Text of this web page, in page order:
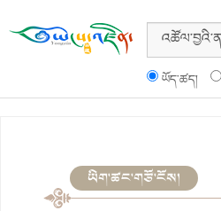
ཡོད་ཚད།
ཡིག་ཚང་གཙོ་ངོས།